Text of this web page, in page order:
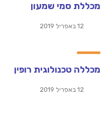
מכללת סמי שמעון
מכללה טכנולוגית רופין